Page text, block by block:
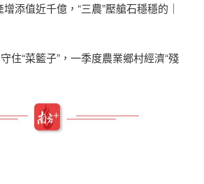
添值近千億，“三農”壓艙石穩穩的｜
住“菜籃子”，一季度農業鄉村經濟“殘